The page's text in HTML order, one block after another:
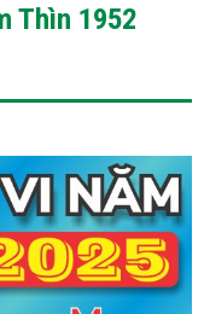
Thìn 1952